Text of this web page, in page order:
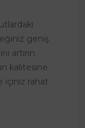
geniş
artırın.
kalitesine
içiniz rahat